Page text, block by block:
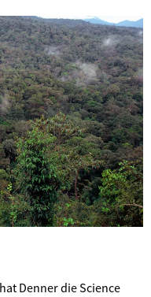
Denner die Science